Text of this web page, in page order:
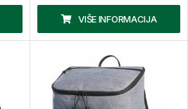
VIŠE INFORMACIJA